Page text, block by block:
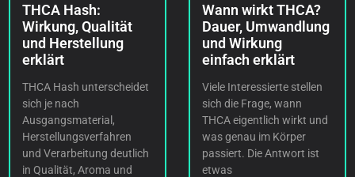
THCA Hash:
Wirkung, Qualität
und Herstellung
erklärt
THCA Hash unterscheidet
sich je nach
Ausgangsmaterial,
Herstellungsverfahren
und Verarbeitung deutlich
in Qualität, Aroma und
Wann wirkt THCA?
Dauer, Umwandlung
und Wirkung
einfach erklärt
Viele Interessierte stellen
sich die Frage, wann
THCA eigentlich wirkt und
was genau im Körper
passiert. Die Antwort ist
etwas